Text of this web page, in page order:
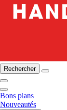
Rechercher
Bons plans
Nouveautés